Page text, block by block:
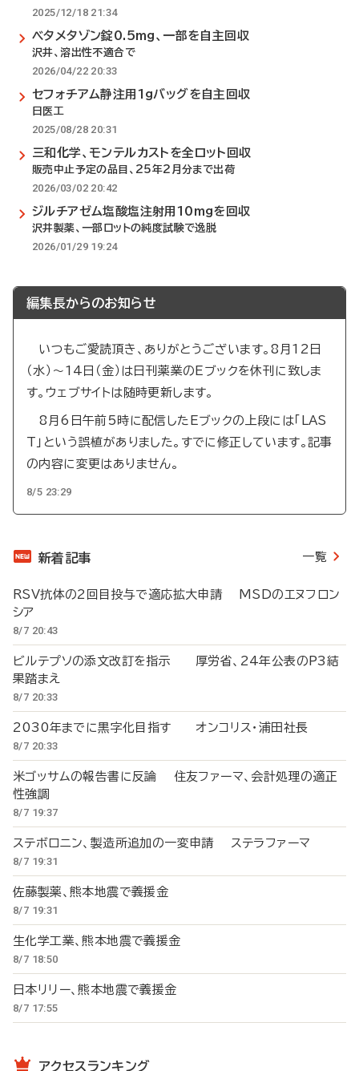
2025/12/18 21:34
ベタメタゾン錠0.5mg、一部を自主回収
沢井、溶出性不適合で
2026/04/22 20:33
セフォチアム静注用1gバッグを自主回収
日医工
2025/08/28 20:31
三和化学、モンテルカストを全ロット回収
販売中止予定の品目、25年2月分まで出荷
2026/03/02 20:42
ジルチアゼム塩酸塩注射用10mgを回収
沢井製薬、一部ロットの純度試験で逸脱
2026/01/29 19:24
編集長からのお知らせ
いつもご愛読頂き、ありがとうございます。8月12日
（水）～14日（金）は日刊薬業のEブックを休刊に致しま
す。ウェブサイトは随時更新します。
8月6日午前5時に配信したEブックの上段には「LAS
T」という誤植がありました。すでに修正しています。記事
の内容に変更はありません。
8/5 23:29
新着記事 一覧
RSV抗体の2回目投与で適応拡大申請 MSDのエヌフロン
シア
8/7 20:43
ビルテプソの添文改訂を指示 厚労省、24年公表のP3結
果踏まえ
8/7 20:33
2030年までに黒字化目指す オンコリス・浦田社長
8/7 20:33
米ゴッサムの報告書に反論 住友ファーマ、会計処理の適正
性強調
8/7 19:37
ステボロニン、製造所追加の一変申請 ステラファーマ
8/7 19:31
佐藤製薬、熊本地震で義援金
8/7 19:31
生化学工業、熊本地震で義援金
8/7 18:50
日本リリー、熊本地震で義援金
8/7 17:55
アクセスランキング